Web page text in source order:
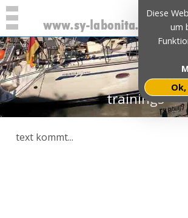
trainings
text kommt...
Diese
um